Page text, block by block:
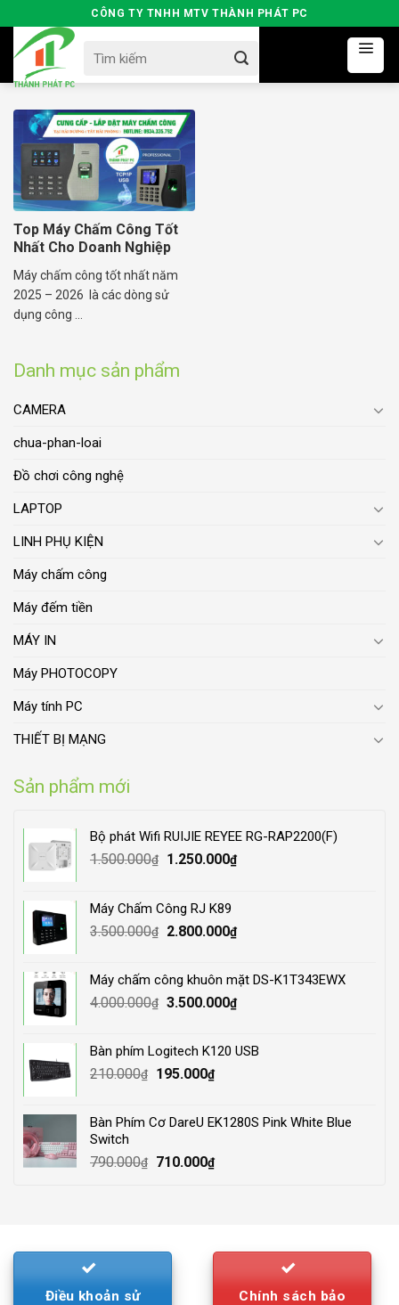
to
content
CÔNG TY TNHH MTV THÀNH PHÁT PC
for:
Danh mục sản phẩm
CAMERA
chua-phan-loai
Đồ chơi công nghệ
LAPTOP
LINH PHỤ KIỆN
Máy chấm công
Máy đếm tiền
MÁY IN
Máy PHOTOCOPY
Máy tính PC
THIẾT BỊ MẠNG
Sản phẩm mới
Bộ phát Wifi RUIJIE REYEE RG-RAP2200(F)
1.500.000₫
Original
1.500.000₫.
1.250.000₫Current
Máy Chấm Công RJ K89
3.500.000₫
Original
3.500.000₫.
2.800.000₫Current
2.800.000₫.
Máy chấm công khuôn mặt DS-K1T343EWX
4.000.000₫ Original
4.000.000₫.
3.500.000₫Current
3.500.000₫.
Bàn phím Logitech K120 USB
210.000₫
Original
210.000₫.
195.000₫Current
195.000₫.
Bàn Phím Cơ DareU EK1280S Pink White Blue
Switch
790.000₫
Original
710.000₫Current
Top Máy Chấm Công Tốt
Nhất Cho Doanh Nghiệp
Hiện Nay
Máy chấm công tốt nhất năm
2025 – 2026 là các dòng sử
dụng công ...
Điều khoản sử
Chính sách bảo